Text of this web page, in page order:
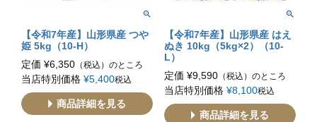
【令和7年産】山形県産 つや
姫 5kg（10-H）
定価 ¥6,350 （税込）のところ
当店特別価格 ¥5,400税込
商品詳細を見る
【令和7年産】山形県産 はえ
ぬき 10kg（5kg×2）（10-
L）
定価 ¥9,590 （税込）のところ
当店特別価格 ¥8,100税込
商品詳細を見る